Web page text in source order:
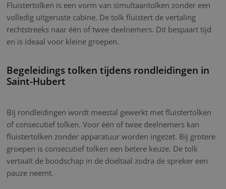
Fluistertolken is een vorm van simultaantolken zonder een
volledig uitgeruste cabine. De tolk fluistert de vertaling
rechtstreeks naar één of twee deelnemers. Dit bespaart tijd
en is ideaal voor kleine groepen.
Begeleidings tolken tijdens rondleidingen in
Saint-Hubert
Bij rondleidingen wordt meestal gewerkt met fluistertolken
of consecutief tolken. Voor één of twee deelnemers kan
fluistertolken zonder apparatuur worden ingezet. Bij grotere
groepen is consecutief tolken een betere keuze. De tolk
vertaalt de boodschap in de doeltaal zodra de spreker een
pauze neemt.